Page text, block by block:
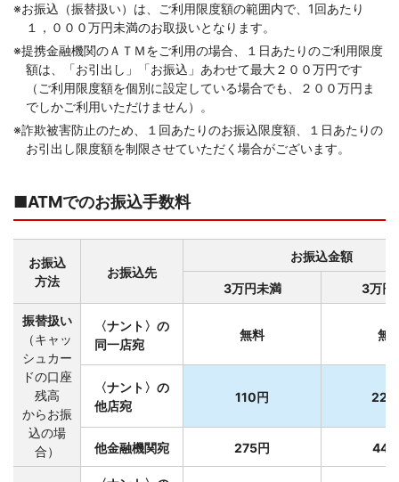
※
コメジルシ
お振込（振替扱い）は、ご利用限度額の範囲内で、1回あたり
１，０００万円未満のお取扱いとなります。
※
コメジルシ
提携金融機関のＡＴＭをご利用の場合、１日あたりのご利用限度
額は、「お引出し」「お振込」あわせて最大２００万円です
（ご利用限度額を個別に設定している場合でも、２００万円ま
でしかご利用いただけません）。
※
コメジルシ
詐欺被害防止のため、１回あたりのお振込限度額、１日あたりの
お引出し限度額を制限させていただく場合がございます。
■ATMでのお振込手数料
お振込
方法
お振込先
お振込金額
3万円未満 3万円
振替扱い
（キャッ
シュカー
ドの口座
残高
からお振
込の場
合）
〈ナント〉の
同一店宛
無料 無
〈ナント〉の
他店宛
110円 220
他金融機関宛 275円 445